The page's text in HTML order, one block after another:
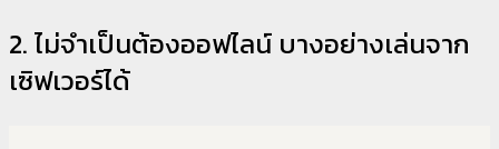
2. ไม่จำเป็นต้องออฟไลน์ บางอย่างเล่นจาก
เซิฟเวอร์ได้